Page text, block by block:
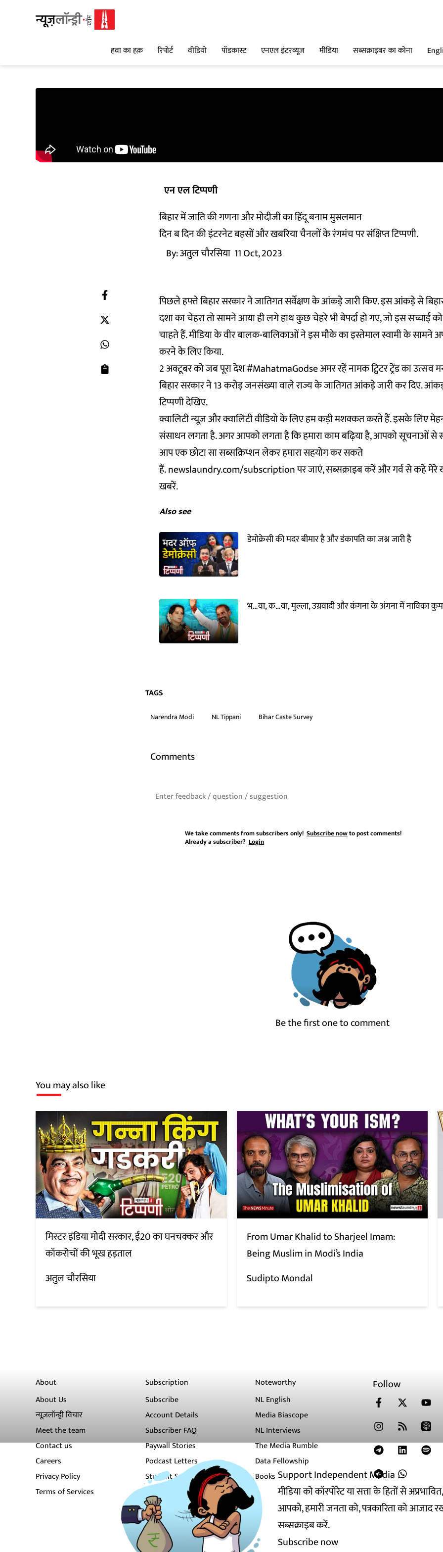
हवा का हक़ रिपोर्ट वीडियो पॉडकास्ट एनएल इंटरव्यूज मीडिया सब्सक्राइबर का कोना
एन एल टिप्पणी
बिहार में जाति की गणना और मोदीजी का हिंदू बनाम मुसलमान
दिन ब दिन की इंटरनेट बहसों और खबरिया चैनलों के रंगमंच पर संक्षिप्त टिप्पणी.
By:अतुल चौरसिया 11 Oct, 2023
पिछले हफ्ते बिहार सरकार ने जातिगत सर्वेक्षण के आंकड़े जारी किए. इस आंकड़े से
दशा का चेहरा तो सामने आया ही लगे हाथ कुछ चेहरे भी बेपर्दा हो गए, जो इस सच्चाई
चाहते हैं. मीडिया के वीर बालक-बालिकाओं ने इस मौके का इस्तेमाल स्वामी के सामने
करने के लिए किया.
2 अक्टूबर को जब पूरा देश #MahatmaGodse अमर रहें नामक ट्विटर ट्रेंड का उत्सव
बिहार सरकार ने 13 करोड़ जनसंख्या वाले राज्य के जातिगत आंकड़े जारी कर दिए.
टिप्पणी देखिए.
क्वालिटी न्यूज़ और क्वालिटी वीडियो के लिए हम कड़ी मशक्कत करते हैं. इसके लिए
संसाधन लगता है. अगर आपको लगता है कि हमारा काम बढ़िया है, आपको सूचनाओं से
आप एक छोटा सा सब्सक्रिप्शन लेकर हमारा सहयोग कर सकते
हैं.newslaundry.com/subscriptionपर जाएं, सब्सक्राइब करें और गर्व से कहे मेरे
खबरें.
Support Independent Media
मीडिया को कॉरपोरेट या सत्ता के हितों से
आपको, हमारी जनता को, पत्रकारिता को
सब्सक्राइब करें.
Subscribe now
Also see
डेमोक्रेसी की मदर बीमार है और डंकापति का जश्न जारी है
भ…वा, क…वा, मुल्ला, उग्रवादी और कंगना के अंगना में नाविका
TAGS
Narendra Modi NL Tippani Bihar Caste Survey
Comments
We take comments from subscribers only! Subscribe nowto post comments!
Already a subscriber? Login
Be the first one to comment
You may also like
मिस्टर इंडिया मोदी सरकार, ई20 का घनचक्कर और
कॉकरोचों की भूख हड़ताल
अतुल चौरसिया
From Umar Khalid to Sharjeel Imam:
Being Muslim in Modi’s India
Sudipto Mondal
About
About Us
न्यूज़लॉन्ड्री विचार
Meet the team
Contact us
Careers
Privacy Policy
Terms of Services
Subscription
Subscribe
Account Details
Subscriber FAQ
Paywall Stories
Podcast Letters
Student Subscription
Newsletters
Noteworthy
NL English
Media Biascope
NL Interviews
The Media Rumble
Data Fellowship
Books
Follow